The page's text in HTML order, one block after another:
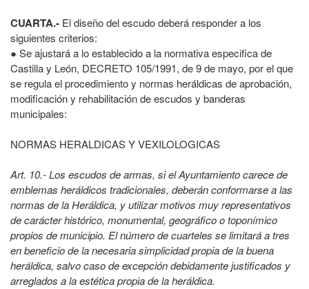
CUARTA.- El diseño del escudo deberá responder a los
siguientes criterios:
● Se ajustará a lo establecido a la normativa especifica de
Castilla y León, DECRETO 105/1991, de 9 de mayo, por el que
se regula el procedimiento y normas heráldicas de aprobación,
modificación y rehabilitación de escudos y banderas
municipales:
NORMAS HERALDICAS Y VEXILOLOGICAS
Art. 10.- Los escudos de armas, si el Ayuntamiento carece de
emblemas heráldicos tradicionales, deberán conformarse a las
normas de la Heráldica, y utilizar motivos muy representativos
de carácter histórico, monumental, geográfico o toponímico
propios de municipio. El número de cuarteles se limitará a tres
en beneficio de la necesaria simplicidad propia de la buena
heráldica, salvo caso de excepción debidamente justificados y
arreglados a la estética propia de la heráldica.